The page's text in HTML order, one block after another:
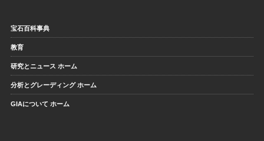
宝石百科事典
教育
研究とニュース ホーム
分析とグレーディング ホーム
GIAについて ホーム